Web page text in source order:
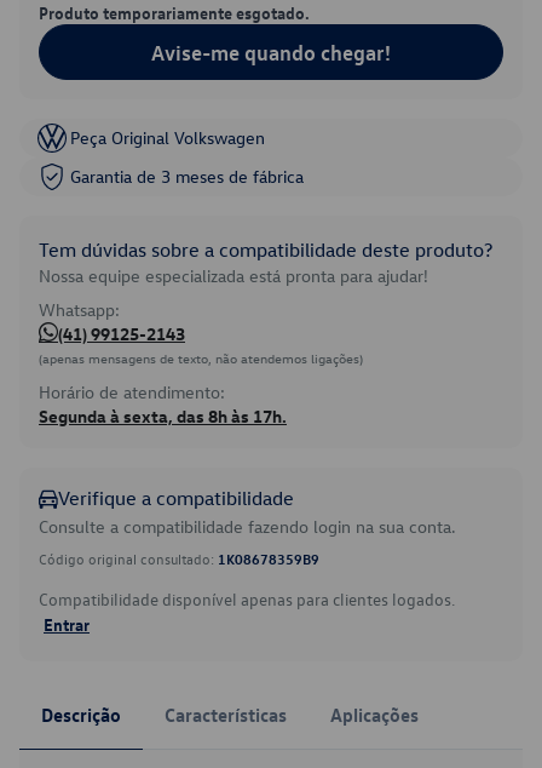
Produto temporariamente esgotado.
Avise-me quando chegar!
Peça Original Volkswagen
Garantia de 3 meses de fábrica
Tem dúvidas sobre a compatibilidade deste produto?
Nossa equipe especializada está pronta para ajudar!
Whatsapp:
(41) 99125-2143
(apenas mensagens de texto, não atendemos ligações)
Horário de atendimento:
Segunda à sexta, das 8h às 17h.
Verifique a compatibilidade
Consulte a compatibilidade fazendo login na sua conta.
Código original consultado: 1K08678359B9
Compatibilidade disponível apenas para clientes logados.
Entrar
Descrição Características Aplicações